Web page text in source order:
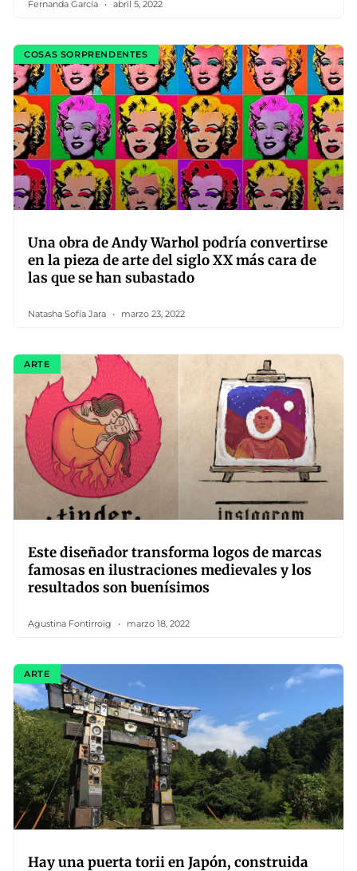
Fernanda García abril 5, 2022
COSAS SORPRENDENTES
Una obra de Andy Warhol podría convertirse
en la pieza de arte del siglo XX más cara de
las que se han subastado
Natasha Sofía Jara marzo 23, 2022
ARTE
Este diseñador transforma logos de marcas
famosas en ilustraciones medievales y los
resultados son buenísimos
Agustina Fontirroig marzo 18, 2022
ARTE
Hay una puerta torii en Japón, construida